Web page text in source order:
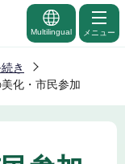
Multilingual メニュー
き
美化・市民参加